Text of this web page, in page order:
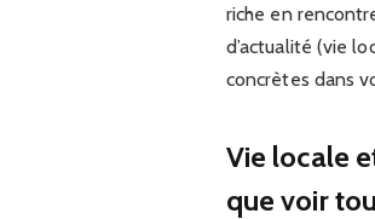
riche en
d’actualité (vie
concrètes dans
Vie locale
que voir